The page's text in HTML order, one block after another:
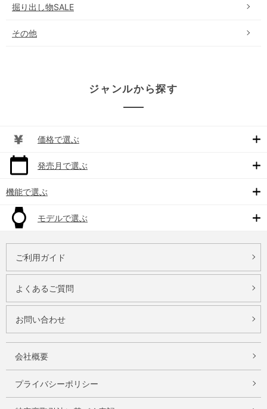
掘り出し物SALE
その他
ジャンルから探す
価格で選ぶ
発売月で選ぶ
機能で選ぶ
モデルで選ぶ
ご利用ガイド
よくあるご質問
お問い合わせ
会社概要
プライバシーポリシー